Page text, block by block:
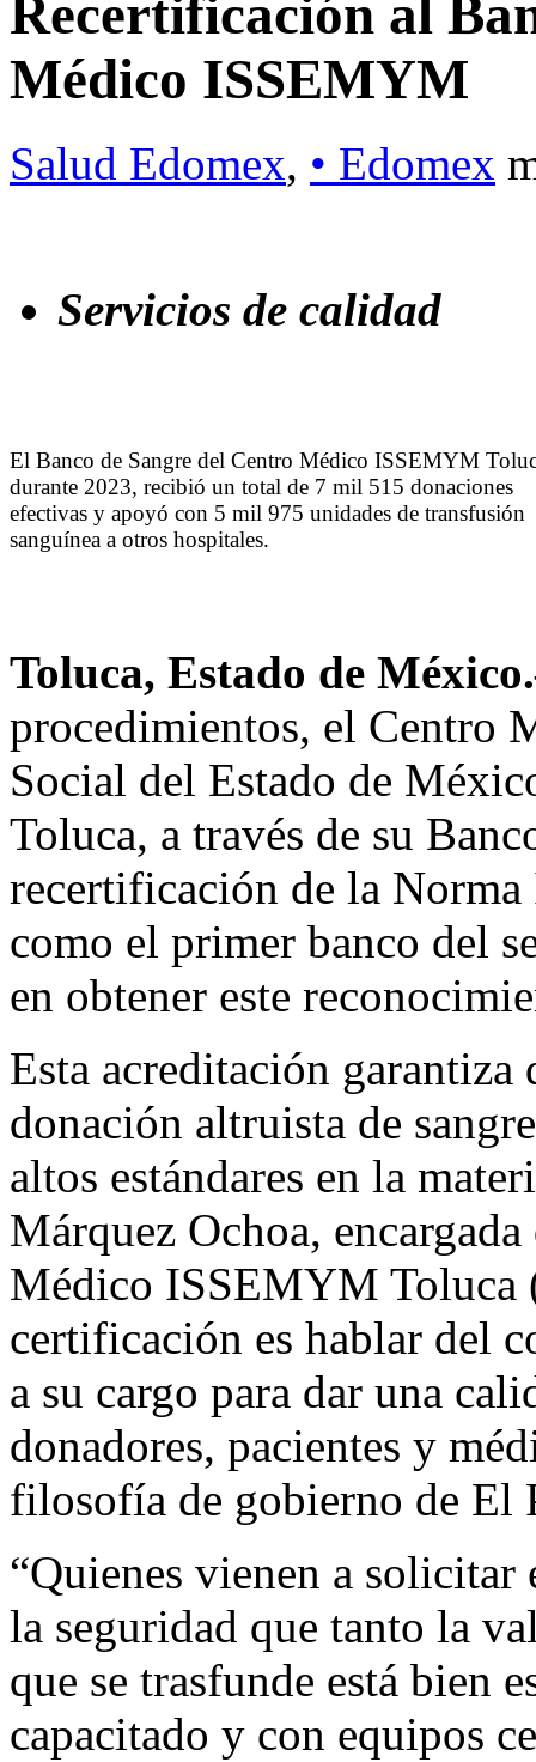
Recertificación al
Médico ISSEMYM
Salud Edomex, • Edomex
Servicios de calidad
El Banco de Sangre del Centro Médico ISSEMYM
durante 2023, recibió un total de 7 mil 515 donaciones
efectivas y apoyó con 5 mil 975 unidades de transfusión
sanguínea a otros hospitales.
Toluca, Estado de
procedimientos, el Centro
Social del Estado de
Toluca, a través de su
recertificación de la
como el primer banco del
en obtener este
Esta acreditación
donación altruista de
altos estándares en la
Márquez Ochoa,
Médico ISSEMYM Toluca
certificación es hablar del
a su cargo para dar una
donadores, pacientes y
filosofía de gobierno de El
“Quienes vienen a solicitar
la seguridad que tanto la
que se trasfunde está bien
capacitado y con equipos